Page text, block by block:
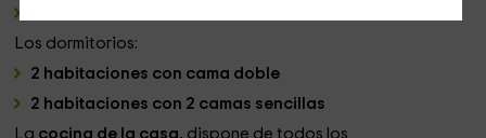
Los dormitorios:
2 habitaciones con cama doble
2 habitaciones con 2 camas sencillas
La cocina de la casa, dispone de todos los